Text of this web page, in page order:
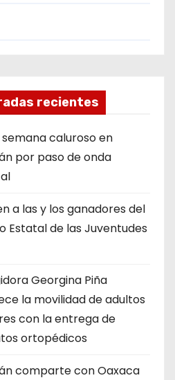
recientes
semana caluroso en
por paso de onda
a las y los ganadores del
Estatal de las Juventudes
Georgina Piña
la movilidad de adultos
con la entrega de
ortopédicos
comparte con Oaxaca